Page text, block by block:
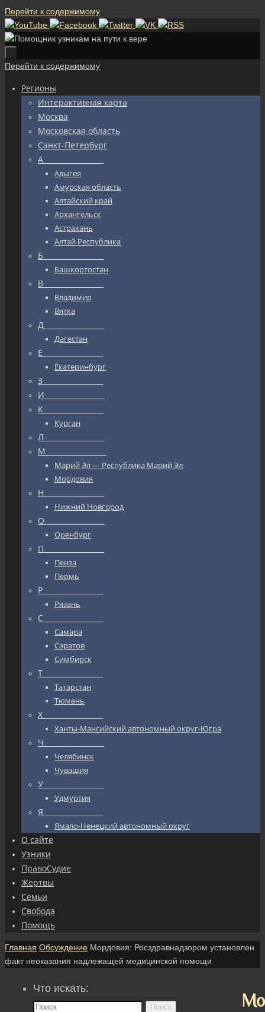
Перейти к содержимому
Перейти к содержимому
Регионы
Интерактивная карта
Москва
Московская область
Санкт-Петербург
А_________________
Адыгея
Амурская область
Алтайский край
Архангельск
Астрахань
Алтай Республика
Б_________________
Башкортостан
В_________________
Владимир
Вятка
Д_________________
Дагестан
Е_________________
Екатеринбург
З_________________
И_________________
К_________________
Курган
Л_________________
М_________________
Марий Эл — Республика Марий Эл
Мордовия
Н_________________
Нижний Новгород
О_________________
Оренбург
П_________________
Пенза
Пермь
Р_________________
Рязань
С_________________
Самара
Саратов
Симбирск
Т_________________
Татарстан
Тюмень
Х_________________
Ханты-Мансийский автономный округ-Югра
Ч_________________
Челябинск
Чувашия
У_________________
Удмуртия
Я_________________
Ямало-Ненецкий автономный округ
О сайте
Узники
ПравоСудие
Жертвы
Семьи
Свобода
Помощь
Главная Обсуждение Мордовия: Росздравнадзором установлен
факт неоказания надлежащей медицинской помощи
Что искать:
Поиск